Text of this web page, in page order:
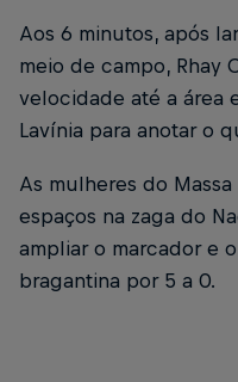
Aos 6 minutos, após
meio de campo, Rhay
velocidade até a área
Lavínia para anotar o
As mulheres do
espaços na zaga do
ampliar o marcador e
bragantina por 5 a 0.